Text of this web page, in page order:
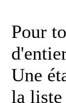
Pour
Une
la liste